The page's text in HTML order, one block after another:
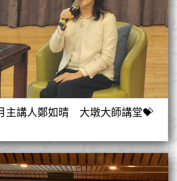
主講人鄭如晴 大墩大師講堂💝